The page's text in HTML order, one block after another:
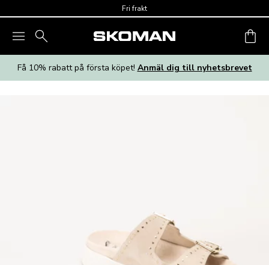
Fri frakt
Få 10% rabatt på första köpet! Anmäl dig till nyhetsbrevet